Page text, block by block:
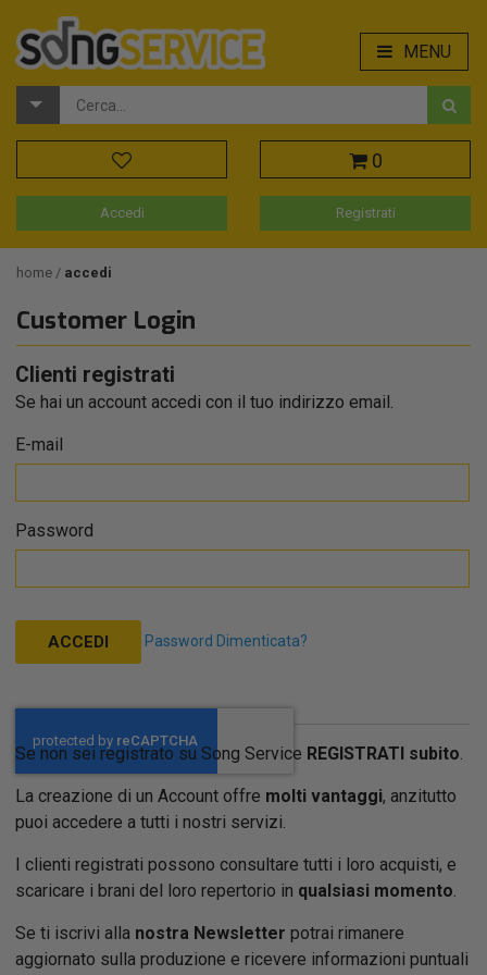
MENU
0
Accedi Registrati
home accedi
Customer Login
Clienti registrati
Se hai un account accedi con il tuo indirizzo email.
E-mail
Password
ACCEDI Password Dimenticata?
Se non sei registrato su Song Service REGISTRATI subito.
La creazione di un Account offre molti vantaggi, anzitutto
puoi accedere a tutti i nostri servizi.
I clienti registrati possono consultare tutti i loro acquisti, e
scaricare i brani del loro repertorio in qualsiasi momento.
Se ti iscrivi alla nostra Newsletter potrai rimanere
aggiornato sulla produzione e ricevere informazioni puntuali